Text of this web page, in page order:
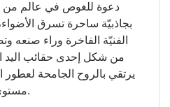
دعوة للغوص في عالم من
بجاذبيّة ساحرة تسرق
الفنيّة الفاخرة وراء صنعه
من شكل إحدى حقائب اليد
مستوى جديد تماماً من الفخامة.